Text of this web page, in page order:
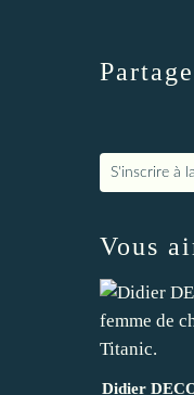
S'inscrire à
Vous
Didier